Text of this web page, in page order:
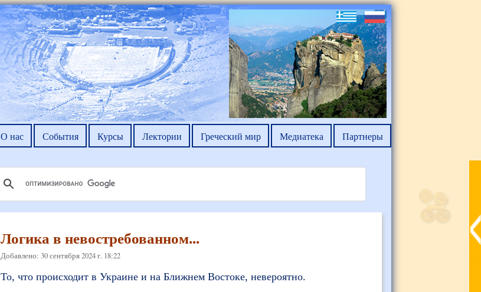
О нас События Курсы Лектории Греческий мир Медиатека Партнеры
Логика в невостребованном...
Добавлено: 30 сентября 2024 г. 18:22
То, что происходит в Украине и на Ближнем Востоке, невероятно.